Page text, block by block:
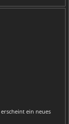
erscheint ein neues